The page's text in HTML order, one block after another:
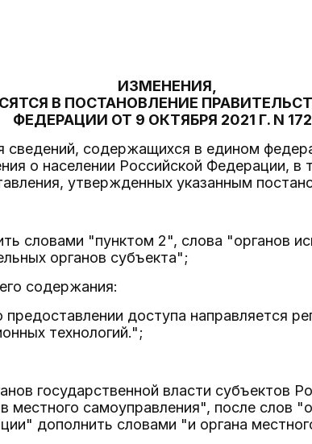
ИЗМЕНЕНИЯ,
В ПОСТАНОВЛЕНИЕ
ФЕДЕРАЦИИ ОТ 9 ОКТЯБРЯ 2021 Г. N
сведений, содержащихся в едином
о населении Российской Федерации, в
утвержденных указанным
словами "пунктом 2", слова "органов
органов субъекта";
содержания:
предоставлении доступа направляется
технологий.";
государственной власти субъектов
местного самоуправления", после слов
дополнить словами "и органа